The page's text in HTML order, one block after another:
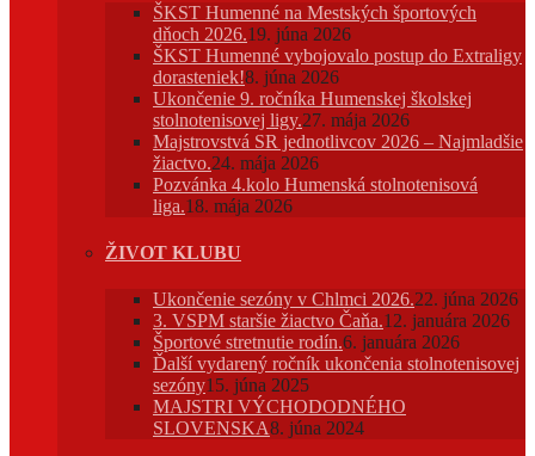
ŠKST Humenné na Mestských športových
dňoch 2026.19. júna 2026
ŠKST Humenné vybojovalo postup do Extraligy
dorasteniek!8. júna 2026
Ukončenie 9. ročníka Humenskej školskej
stolnotenisovej ligy.27. mája 2026
Majstrovstvá SR jednotlivcov 2026 – Najmladšie
žiactvo.24. mája 2026
Pozvánka 4.kolo Humenská stolnotenisová
liga.18. mája 2026
ŽIVOT KLUBU
Ukončenie sezóny v Chlmci 2026.22. júna 2026
3. VSPM staršie žiactvo Čaňa.12. januára 2026
Športové stretnutie rodín.6. januára 2026
Ďalší vydarený ročník ukončenia stolnotenisovej
sezóny15. júna 2025
MAJSTRI VÝCHODODNÉHO
SLOVENSKA8. júna 2024